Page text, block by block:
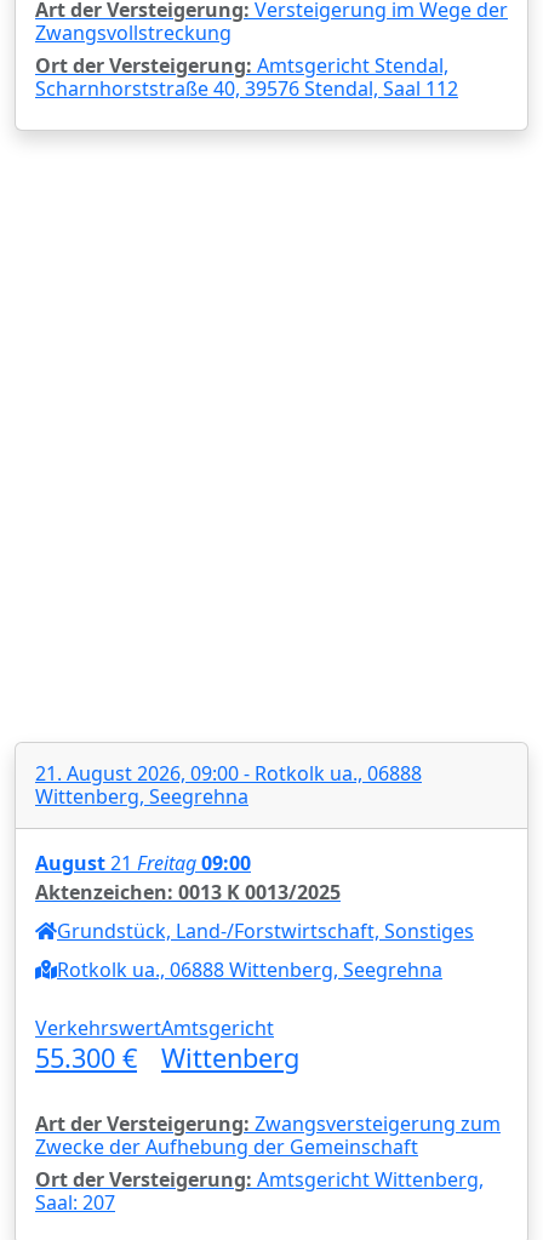
Art der Versteigerung: Versteigerung im Wege der
Zwangsvollstreckung
Ort der Versteigerung: Amtsgericht Stendal,
Scharnhorststraße 40, 39576 Stendal, Saal 112
21. August 2026, 09:00 - Rotkolk ua., 06888
Wittenberg, Seegrehna
August21 Freitag09:00
Aktenzeichen: 0013 K 0013/2025
Grundstück, Land-/Forstwirtschaft, Sonstiges
Rotkolk ua., 06888 Wittenberg, Seegrehna
Verkehrswert
55.300 €
Amtsgericht
Wittenberg
Art der Versteigerung: Zwangsversteigerung zum
Zwecke der Aufhebung der Gemeinschaft
Ort der Versteigerung: Amtsgericht Wittenberg,
Saal: 207